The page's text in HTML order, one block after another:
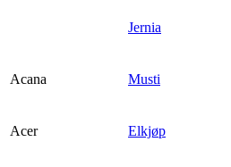
Jernia
Acana Musti
Acer Elkjøp